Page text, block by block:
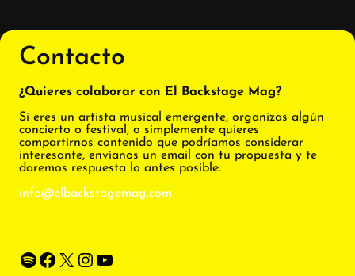
Contacto
¿Quieres colaborar con El Backstage Mag?
Si eres un artista musical emergente, organizas algún
concierto o festival, o simplemente quieres
compartirnos contenido que podríamos considerar
interesante, envíanos un email con tu propuesta y te
daremos respuesta lo antes posible.
info@elbackstagemag.com
Spotify Facebook X Instagram YouTube